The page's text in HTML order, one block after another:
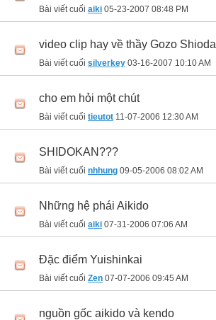
Bài viết cuối aiki 05-23-2007 08:48 PM
video clip hay về thầy Gozo Shioda
Bài viết cuối silverkey 03-16-2007 10:10 AM
cho em hỏi một chút
Bài viết cuối tieutot 11-07-2006 12:30 AM
SHIDOKAN???
Bài viết cuối nhhung 09-05-2006 08:02 AM
Những hệ phái Aikido
Bài viết cuối aiki 07-31-2006 07:06 AM
Đặc điểm Yuishinkai
Bài viết cuối Zen 07-07-2006 09:45 AM
nguồn gốc aikido và kendo